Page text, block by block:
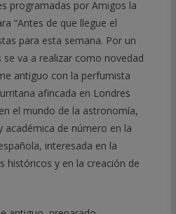
programadas por Amigos la
“Antes de que llegue el
para esta semana. Por un
va a realizar como novedad
antiguo con la perfumista
afincada en Londres
el mundo de la astronomía,
de número en la
interesada en la
históricos y en la creación de